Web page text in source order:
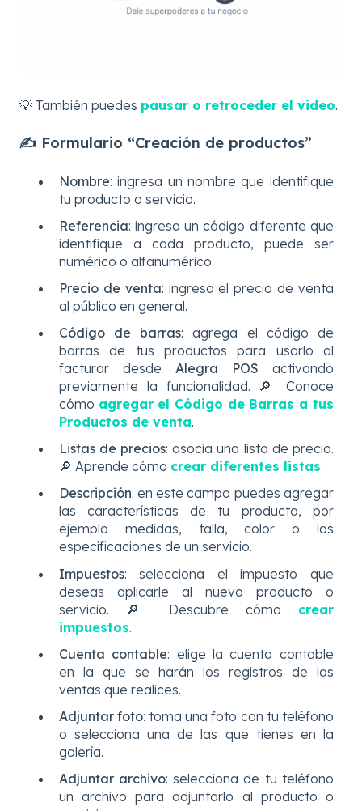
💡 También puedes pausar o retroceder el video.
✍️ Formulario “Creación de productos”
Nombre: ingresa un nombre que identifique
tu producto o servicio.
Referencia: ingresa un código diferente que
identifique a cada producto, puede ser
numérico o alfanumérico.
Precio de venta: ingresa el precio de venta
al público en general.
Código de barras: agrega el código de
barras de tus productos para usarlo al
facturar desde Alegra POS activando
previamente la funcionalidad. 🔎 Conoce
cómo agregar el Código de Barras a tus
Productos de venta.
Listas de precios: asocia una lista de precio.
🔎 Aprende cómo crear diferentes listas.
Descripción: en este campo puedes agregar
las características de tu producto, por
ejemplo medidas, talla, color o las
especificaciones de un servicio.
Impuestos: selecciona el impuesto que
deseas aplicarle al nuevo producto o
servicio. 🔎 Descubre cómo crear
impuestos.
Cuenta contable: elige la cuenta contable
en la que se harán los registros de las
ventas que realices.
Adjuntar foto: toma una foto con tu teléfono
o selecciona una de las que tienes en la
galería.
Adjuntar archivo: selecciona de tu teléfono
un archivo para adjuntarlo al producto o